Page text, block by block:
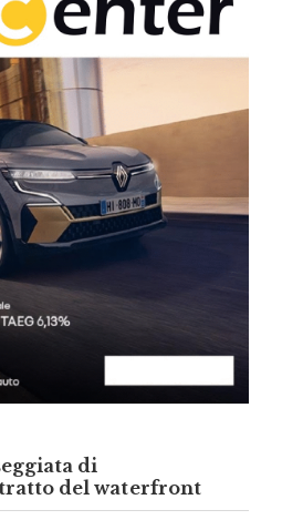
di
tratto del waterfront